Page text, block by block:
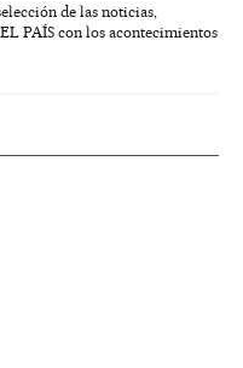
de las noticias,
PAÍS con los acontecimientos